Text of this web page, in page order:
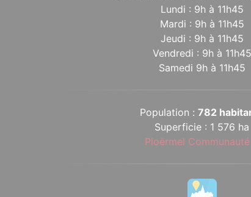
Lundi : 9h à 11h45
Mardi : 9h à 11h45
Jeudi : 9h à 11h45
Vendredi : 9h à 11h45
Samedi 9h à 11h45
Population :782
Superficie : 1 576 ha
Ploërmel Communauté